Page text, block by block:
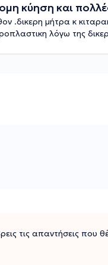
κύηση και
μήτρα κ
λόγω της
τις απαντήσεις που